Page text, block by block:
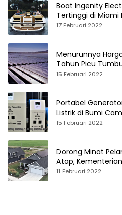
Boat Ingenity Electric 23E Raih
Tertinggi di
17 Februari 2022
Menurunnya
Tahun Picu
15 Februari 2022
Portabel
Listrik di Bumi
15 Februari 2022
Dorong Minat
Atap,
Hibah SEF
11 Februari 2022